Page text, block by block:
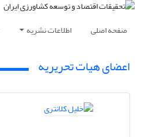
صفحه اصلی اطلاعات نشریه
اعضای هیات تحریریه